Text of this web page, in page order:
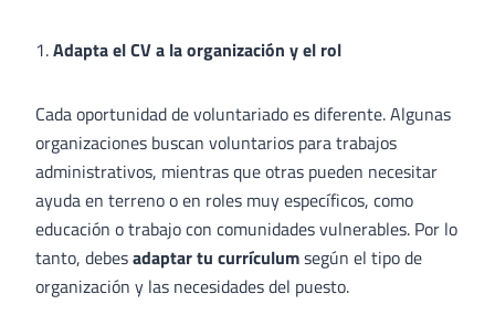
1.Adapta el CV a la organización y el rol
Cada oportunidad de voluntariado es diferente. Algunas
organizaciones buscan voluntarios para trabajos
administrativos, mientras que otras pueden necesitar
ayuda en terreno o en roles muy específicos, como
educación o trabajo con comunidades vulnerables. Por lo
tanto, debesadaptar tu currículumsegún el tipo de
organización y las necesidades del puesto.